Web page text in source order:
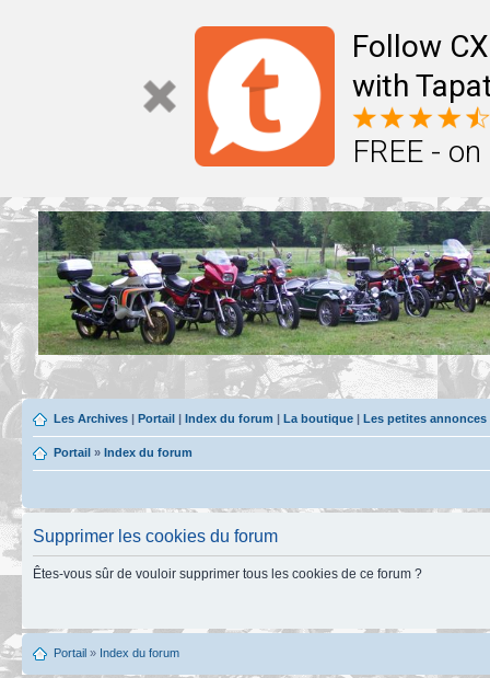
Follow
with
FREE -
Les Archives | Portail | Index du forum | La boutique | Les petites
Portail » Index du forum
Supprimer les cookies du forum
Êtes-vous sûr de vouloir supprimer tous les cookies de ce forum ?
Portail » Index du forum